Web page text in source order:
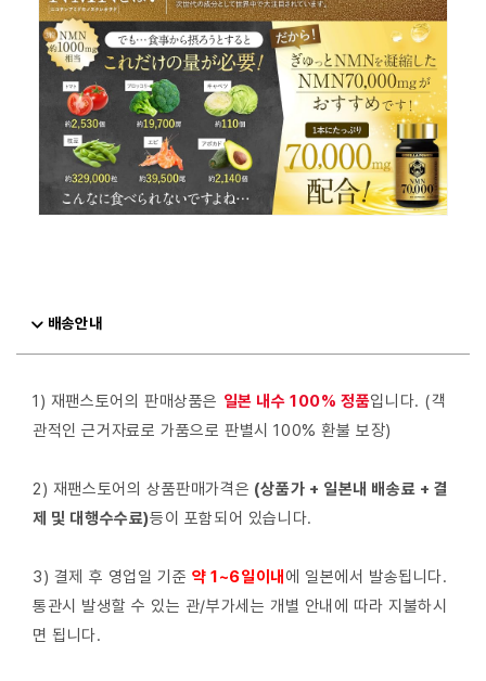
배송안내
1) 재팬스토어의 판매상품은 일본 내수 100% 정품입니다. (객
관적인 근거자료로 가품으로 판별시 100% 환불 보장)
2) 재팬스토어의 상품판매가격은 (상품가 + 일본내 배송료 + 결
제 및 대행수수료)등이 포함되어 있습니다.
3) 결제 후 영업일 기준 약 1~6일이내 에 일본에서 발송됩니다.
통관시 발생할 수 있는 관/부가세는 개별 안내에 따라 지불하시
면 됩니다.